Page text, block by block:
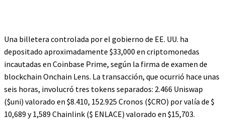
Una billetera controlada por el gobierno de EE. UU. ha
depositado aproximadamente $33,000 en criptomonedas
incautadas en Coinbase Prime, según la firma de examen de
blockchain Onchain Lens. La transacción, que ocurrió hace unas
seis horas, involucró tres tokens separados: 2.466 Uniswap
($uni) valorado en $8.410, 152.925 Cronos ($CRO) por valía de $
10,689 y 1,589 Chainlink ($ ENLACE) valorado en $15,703.